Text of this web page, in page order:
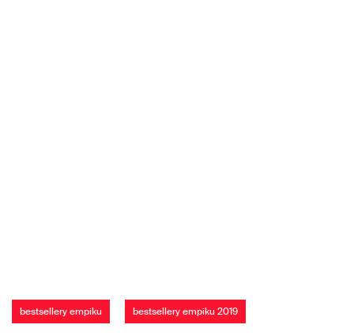
bestsellery empiku bestsellery empiku 2019